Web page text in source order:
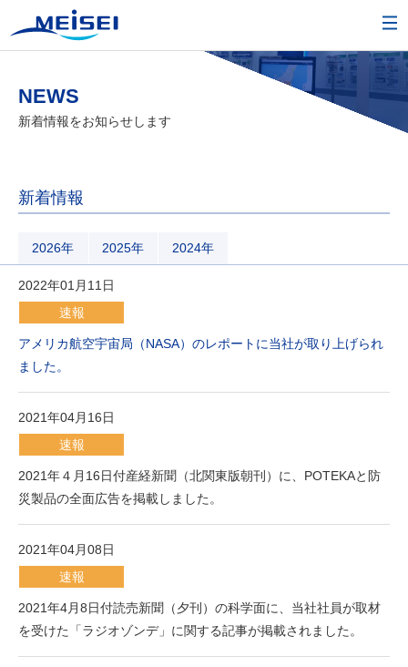
NEWS
新着情報をお知らせします
新着情報
2026年 2025年 2024年
2022年01月11日
速報
アメリカ航空宇宙局（NASA）のレポートに当社が取り上げられ
ました。
2021年04月16日
速報
2021年４月16日付産経新聞（北関東版朝刊）に、POTEKAと防
災製品の全面広告を掲載しました。
2021年04月08日
速報
2021年4月8日付読売新聞（夕刊）の科学面に、当社社員が取材
を受けた「ラジオゾンデ」に関する記事が掲載されました。